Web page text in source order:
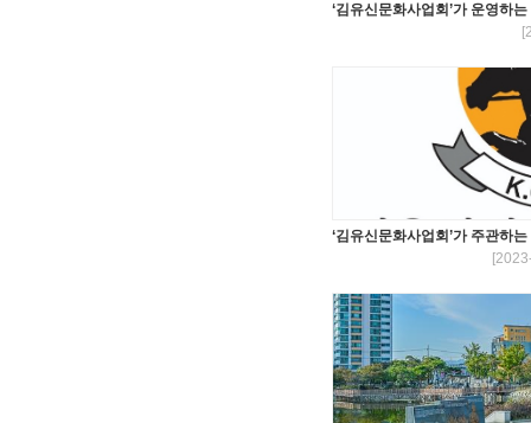
‘김유신문화사업회’가 운영하
‘김유신문화사업회’가 주관하